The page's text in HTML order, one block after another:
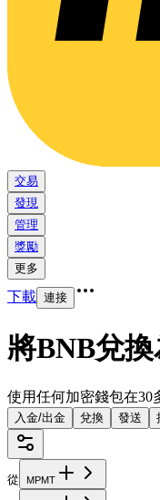
交易
發現
管理
獎勵
更多
下載 連接
將BNB兌
使用任何加密錢包在30
入金/出金 兌換 發送
從 MPMT